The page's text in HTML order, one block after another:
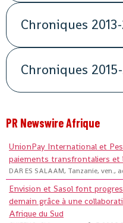
Chroniques
Chroniques
PR Newswire Afrique
UnionPay International et
paiements transfrontaliers et
DAR ES SALAAM, Tanzanie, ven.,
Envision et Sasol font
demain grâce à une
Afrique du Sud